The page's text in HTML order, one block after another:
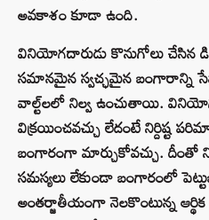
అవకాశం కూడా ఉంది.
వినియోగదారుడు కొనుగోలు చేసిన
సమానమైన స్వచ్ఛమైన బంగారాన్ని సేవా
వాల్ట్‌లలో నిల్వ ఉంచుతాయి.
విక్రయించవచ్చు లేదంటే నిర్దిష్ట
బంగారంగా మార్చుకోవచ్చు. దీంతో
సమస్యలు లేకుండా బంగారంలో
అంతర్జాతీయంగా నెలకొంటున్న ఆర్థిక